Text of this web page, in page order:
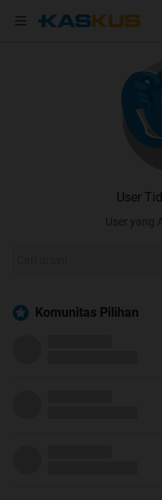
User
User yang
Komunitas Pilihan